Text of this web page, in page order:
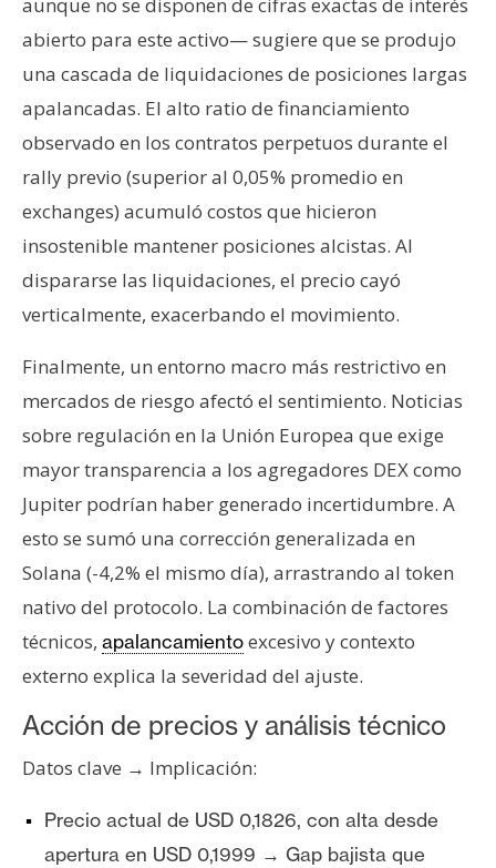
abierto para este activo— sugiere que se produjo
una cascada de liquidaciones de posiciones largas
apalancadas. El alto ratio de financiamiento
observado en los contratos perpetuos durante el
rally previo (superior al 0,05% promedio en
exchanges) acumuló costos que hicieron
insostenible mantener posiciones alcistas. Al
dispararse las liquidaciones, el precio cayó
verticalmente, exacerbando el movimiento.
Finalmente, un entorno macro más restrictivo en
mercados de riesgo afectó el sentimiento. Noticias
sobre regulación en la Unión Europea que exige
mayor transparencia a los agregadores DEX como
Jupiter podrían haber generado incertidumbre. A
esto se sumó una corrección generalizada en
Solana (-4,2% el mismo día), arrastrando al token
nativo del protocolo. La combinación de factores
técnicos, apalancamientoexcesivo y contexto
externo explica la severidad del ajuste.
Acción de precios y análisis técnico
Datos clave → Implicación:
Precio actual de USD 0,1826, con alta desde
apertura en USD 0,1999 → Gap bajista que